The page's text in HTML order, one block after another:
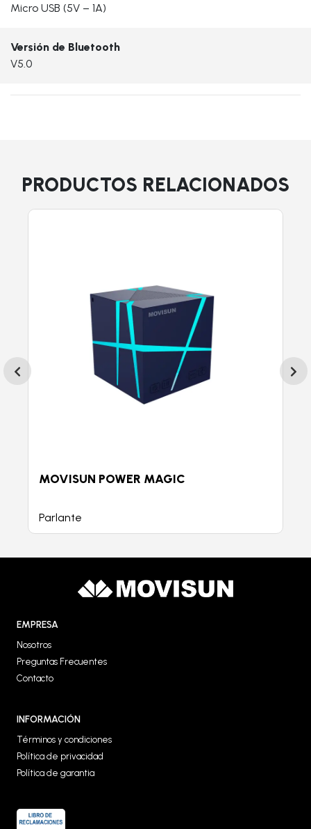
Micro USB (5V – 1A)
Versión de Bluetooth
V5.0
PRODUCTOS RELACIONADOS
MOVISUN POWER MAGIC
Parlante
EMPRESA
Nosotros
Preguntas Frecuentes
Contacto
INFORMACIÓN
Términos y condiciones
Política de privacidad
Política de garantia